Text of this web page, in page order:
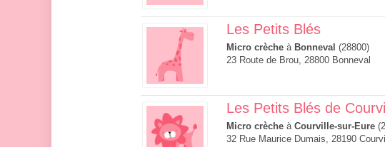
Les Petits Blés
Micro crèche à Bonneval (28800)
23 Route de Brou, 28800 Bonneval
Les Petits Blés de
Micro crèche à Courville-sur-Eure
32 Rue Maurice Dumais, 28190